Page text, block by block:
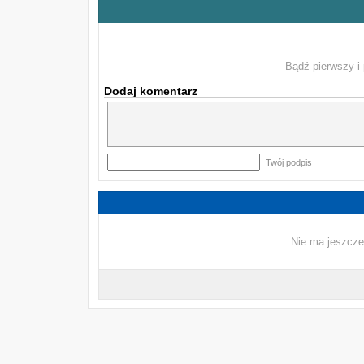
Bądź pierwszy i
Dodaj komentarz
Twój podpis
Nie ma